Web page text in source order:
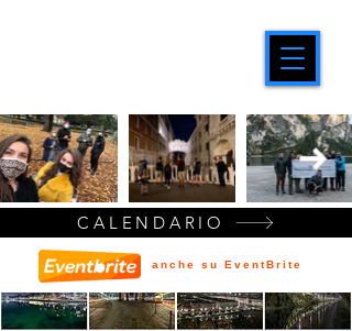
CALENDARIO
anche su EventBrite